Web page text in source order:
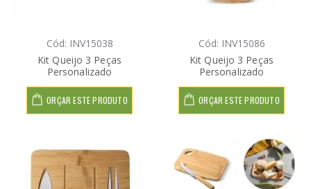
Cód: INV15038
Kit Queijo 3 Peças
Personalizado
ORÇAR ESTE PRODUTO
Cód: INV15086
Kit Queijo 3 Peças
Personalizado
ORÇAR ESTE PRODUTO